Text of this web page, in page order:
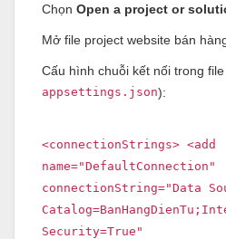
Chọn Open a project or
Mở file project website bán
Cấu hình chuỗi kết nối trong file
appsettings.json):
<connectionStrings> <add
name="DefaultConnection"
connectionString="Data
Security=True"